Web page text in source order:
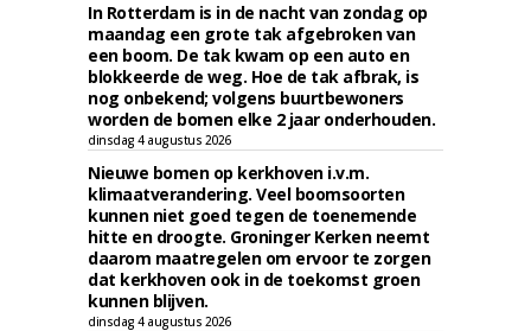
In Rotterdam is in de nacht van zondag op
maandag een grote tak afgebroken van
een boom. De tak kwam op een auto en
blokkeerde de weg. Hoe de tak afbrak, is
nog onbekend; volgens buurtbewoners
worden de bomen elke 2 jaar onderhouden.
dinsdag 4 augustus 2026
Nieuwe bomen op kerkhoven i.v.m.
klimaatverandering. Veel boomsoorten
kunnen niet goed tegen de toenemende
hitte en droogte. Groninger Kerken neemt
daarom maatregelen om ervoor te zorgen
dat kerkhoven ook in de toekomst groen
kunnen blijven.
dinsdag 4 augustus 2026